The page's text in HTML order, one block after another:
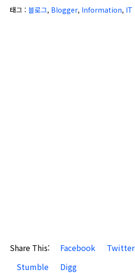
태그 : 블로그, Blogger, Information, IT
Share This: Facebook Twitter
Stumble
Digg